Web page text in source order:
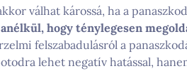
válhat károssá, ha a
hogy ténylegesen
felszabadulásról a
lehet negatív hatással,